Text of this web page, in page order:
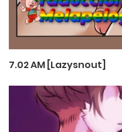
7.02 AM [Lazysnout]